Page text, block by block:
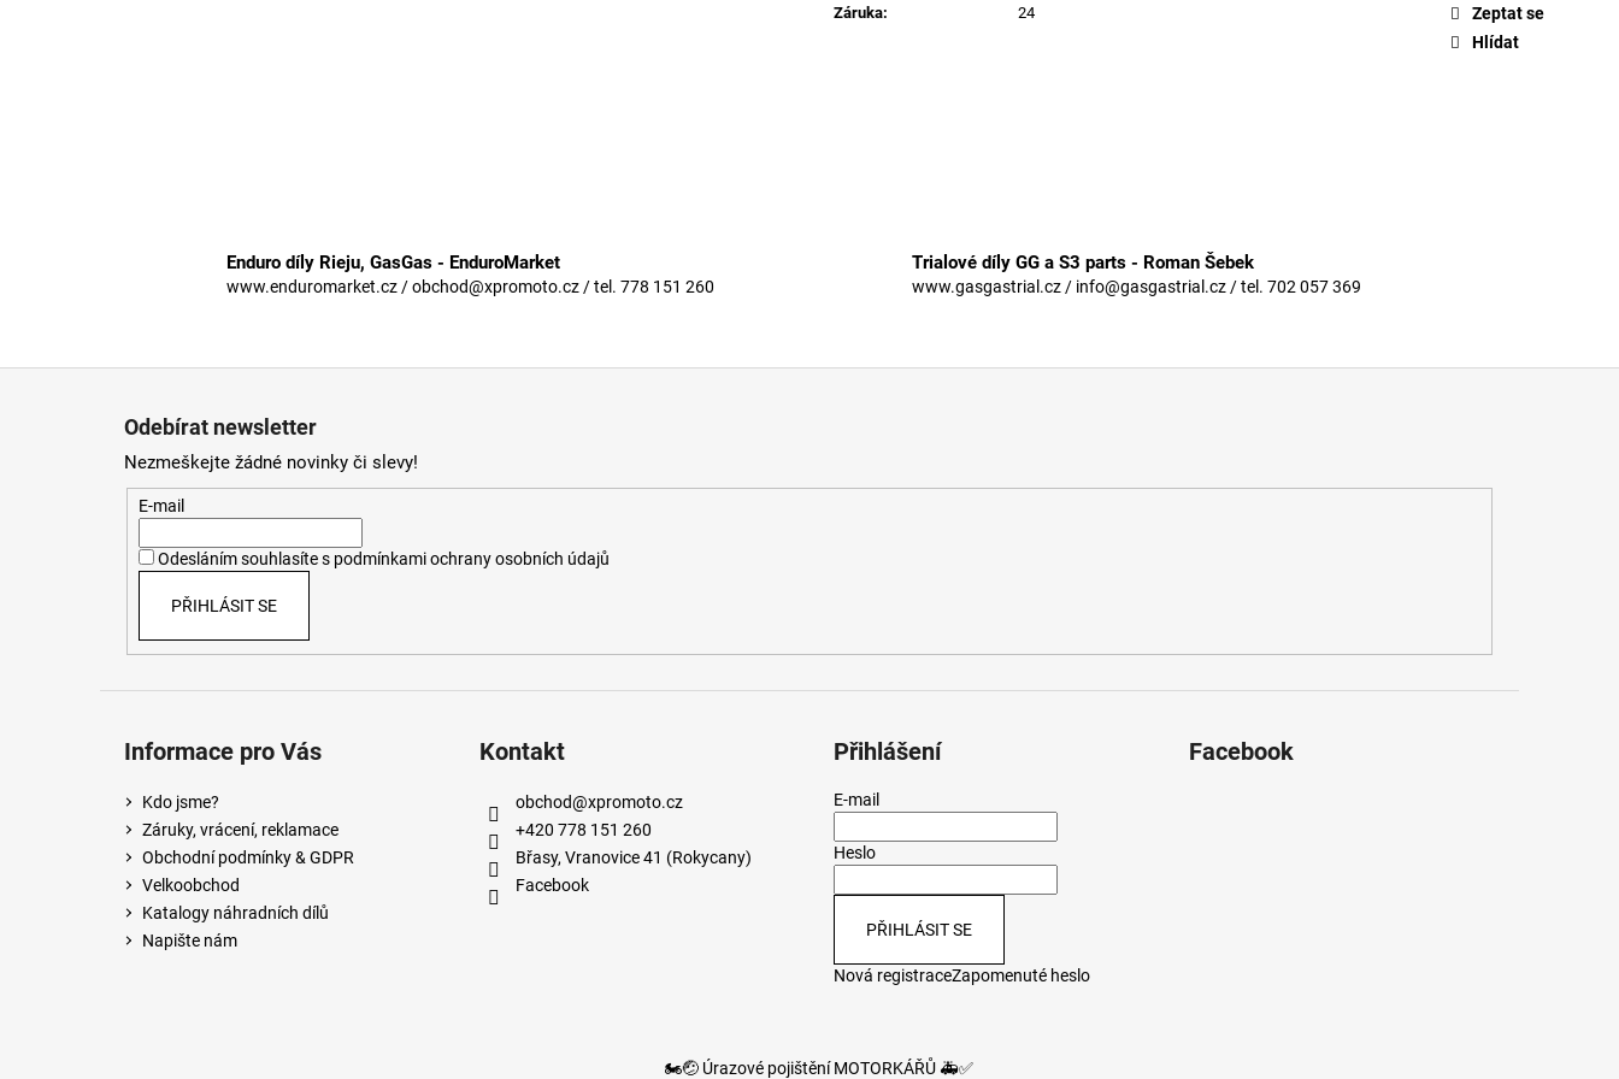
Záruka: 24
Zeptat se
Hlídat
Enduro díly Rieju, GasGas - EnduroMarket
www.enduromarket.cz / obchod@xpromoto.cz / tel. 778 151 260
Trialové díly GG a S3 parts - Roman Šebek
www.gasgastrial.cz / info@gasgastrial.cz / tel. 702 057 369
Odebírat newsletter
Nezmeškejte žádné novinky či slevy!
E-mail
Odesláním souhlasíte s podmínkami ochrany osobních údajů
PŘIHLÁSIT SE
Informace pro Vás
Kdo jsme?
Záruky, vrácení, reklamace
Obchodní podmínky & GDPR
Velkoobchod
Katalogy náhradních dílů
Napište nám
Kontakt
obchod@xpromoto.cz
+420 778 151 260
Břasy, Vranovice 41 (Rokycany)
Facebook
Přihlášení
E-mail
Heslo
PŘIHLÁSIT SE
Nová registraceZapomenuté heslo
Facebook
🏍️🤕 Úrazové pojištění MOTORKÁŘŮ 🚑✅